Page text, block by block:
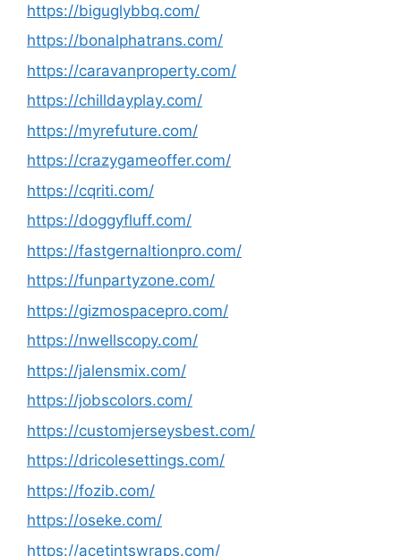
https://biguglybbq.com/
https://bonalphatrans.com/
https://caravanproperty.com/
https://chilldayplay.com/
https://myrefuture.com/
https://crazygameoffer.com/
https://cqriti.com/
https://doggyfluff.com/
https://fastgernaltionpro.com/
https://funpartyzone.com/
https://gizmospacepro.com/
https://nwellscopy.com/
https://jalensmix.com/
https://jobscolors.com/
https://customjerseysbest.com/
https://dricolesettings.com/
https://fozib.com/
https://oseke.com/
https://acetintswraps.com/